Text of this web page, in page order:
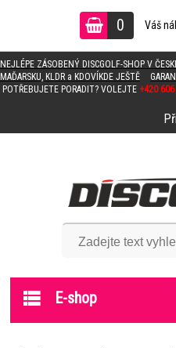
NEJLÉPE ZÁSOBENÝ DISCGOLF-SHOP V
MAĎARSKU, KLDR a KDOVÍKDE JEŠTĚ
POTŘEBUJETE PORADIT? VOLEJTE +420
0 Váš
E-shop